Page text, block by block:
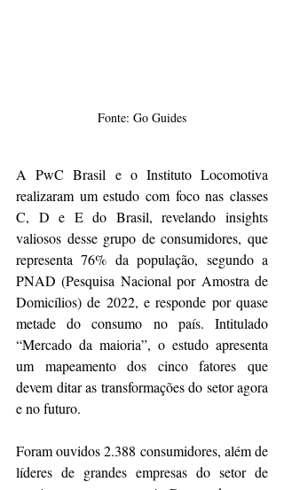
Fonte: Go Guides
A PwC Brasil e o Instituto Locomotiva
realizaram um estudo com foco nas classes
C, D e E do Brasil, revelando insights
valiosos desse grupo de consumidores, que
representa 76% da população, segundo a
PNAD (Pesquisa Nacional por Amostra de
Domicílios) de 2022, e responde por quase
metade do consumo no país. Intitulado
“Mercado da maioria”, o estudo apresenta
um mapeamento dos cinco fatores que
devem ditar as transformações do setor agora
e no futuro.
Foram ouvidos 2.388 consumidores, além de
líderes de grandes empresas do setor de